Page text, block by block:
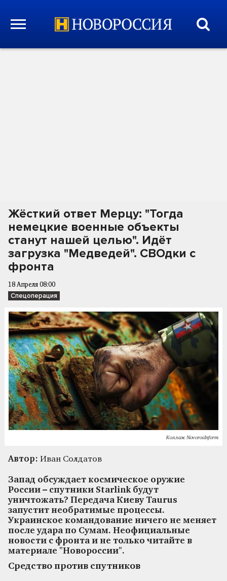
Жёсткий ответ Мерцу: "Тогда
немецкие военные объекты
станут нашей целью". Идёт
загрузка "Медведей". СВОдки с
фронта
18 Апреля 08:00
Спецоперация
Коллаж NovorosInform
Автор: Иван Солдатов
Запад обсуждает космическое оружие
России – спутники Starlink будут
уничтожать? Передача Киеву Taurus
запустит необратимые процессы.
Украинское командование ничего не меняет
после удара по Сумам. Неофициальные
новости с фронта и не только читайте в
материале "Новороссии".
Средство против спутников